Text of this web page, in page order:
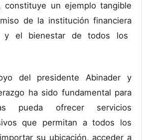
constituye un ejemplo tangible
de la institución financiera
y el bienestar de todos los
del presidente Abinader y
ha sido fundamental para
pueda ofrecer servicios
que permitan a todos los
su ubicación, acceder a